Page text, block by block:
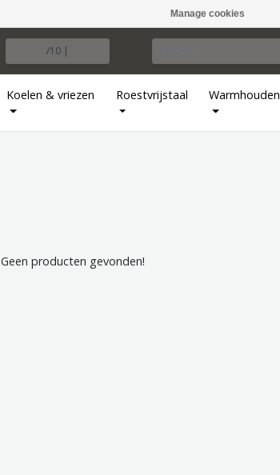
Manage cookies
/10 |
Koelen & vriezen Roestvrijstaal Warmhouden
Geen producten gevonden!